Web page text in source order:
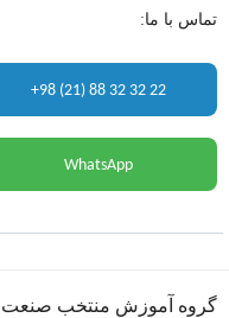
تماس با ما:
+98 (21) 88 32 32 22
WhatsApp
گروه آموزش منتخب صنعت